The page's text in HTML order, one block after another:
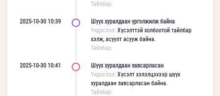
Тайлбар:
2025-10-30 10:39
Шүүх хуралдаан үргэлжилж байна
Үндэслэл: Хүсэлттэй холбоотой тайлбар
хэлж, асуулт асууж байна.
Тайлбар:
2025-10-30 10:41
Шүүх хуралдаан завсарласан
Үндэслэл: Хүсэлт хэлэлцэхээр шүүх
хуралдаан завсарласан байна.
Тайлбар: